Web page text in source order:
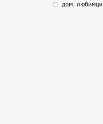
дом. любимци